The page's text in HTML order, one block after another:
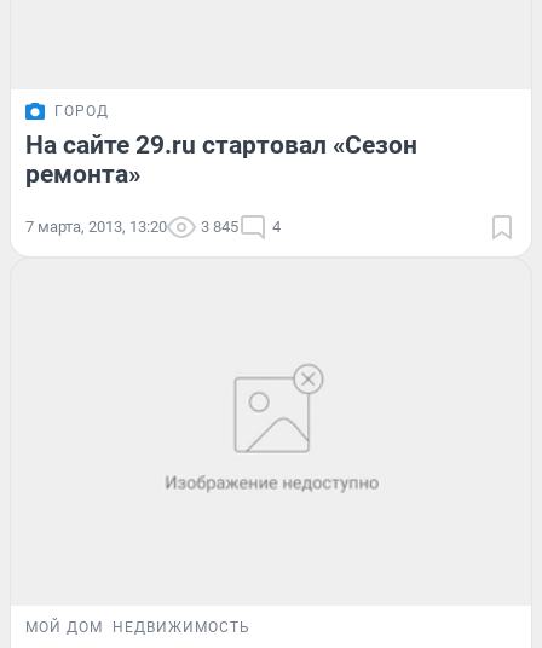
ГОРОД
На сайте 29.ru стартовал «Сезон
ремонта»
7 марта, 2013, 13:20 3 845 4
МОЙ ДОМ НЕДВИЖИМОСТЬ